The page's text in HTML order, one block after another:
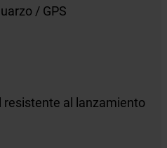
/ GPS
resistente al lanzamiento